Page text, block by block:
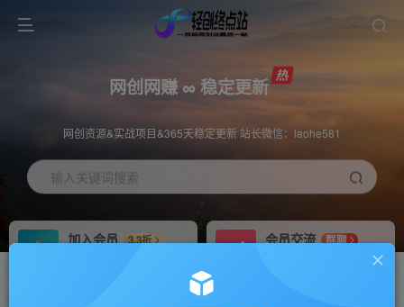
网创网赚 ∞ 稳定更新
网创资源&实战项目&365天稳定更新 站长微信：laohe581
输入关键词搜索
加入会员
3.3折
会员交流
群聊